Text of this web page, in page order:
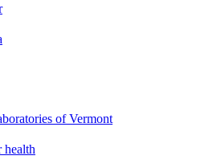
of Vermont
health